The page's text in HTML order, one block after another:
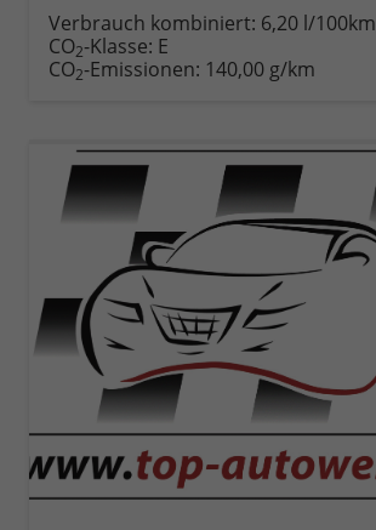
anfordern
Datei,
Verbrauch kombiniert: 6,20 l/100km
CO2-Klasse: E
CO2-Emissionen: 140,00 g/km